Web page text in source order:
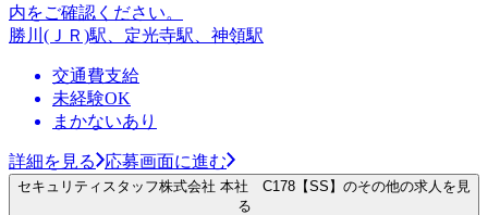
内をご確認ください。
勝川(ＪＲ)駅、定光寺駅、神領駅
交通費支給
未経験OK
まかないあり
詳細を見る 応募画面に進む
セキュリティスタッフ株式会社 本社 C178【SS】のその他の求人を見
る